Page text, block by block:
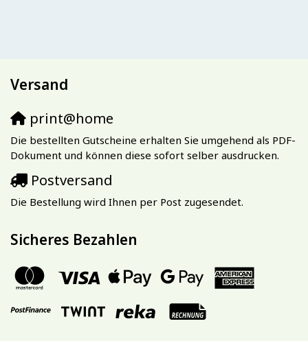
Versand
print@home
Die bestellten Gutscheine erhalten Sie umgehend als PDF-
Dokument und können diese sofort selber ausdrucken.
Postversand
Die Bestellung wird Ihnen per Post zugesendet.
Sicheres Bezahlen